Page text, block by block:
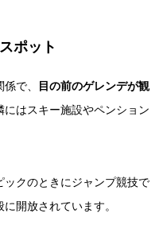
ポット
で、
目の前のゲレンデが観
にはスキー施設やペンション
クのときにジャンプ競技で
開放されています。